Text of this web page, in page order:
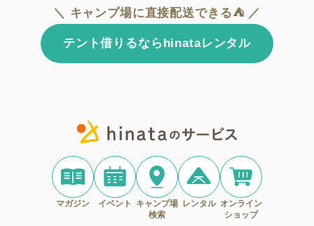
＼ キャンプ場に直接配送できる⛺ ／
テント借りるならhinataレンタル
マガジン イベント
キャンプ場
検索
レンタル オンライン
ショップ